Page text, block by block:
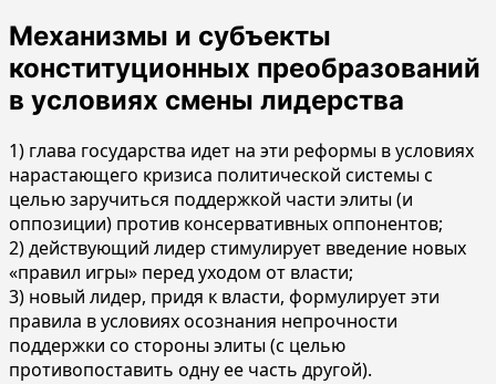
Механизмы и субъекты
конституционных преобразований
в условиях смены лидерства
1) глава государства идет на эти реформы в условиях
нарастающего кризиса политической системы с
целью заручиться поддержкой части элиты (и
оппозиции) против консервативных оппонентов;
2) действующий лидер стимулирует введение новых
«правил игры» перед уходом от власти;
3) новый лидер, придя к власти, формулирует эти
правила в условиях осознания непрочности
поддержки со стороны элиты (с целью
противопоставить одну ее часть другой).